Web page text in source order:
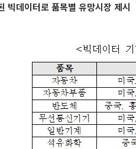
빅데이터로 품목별 유망시장 제시